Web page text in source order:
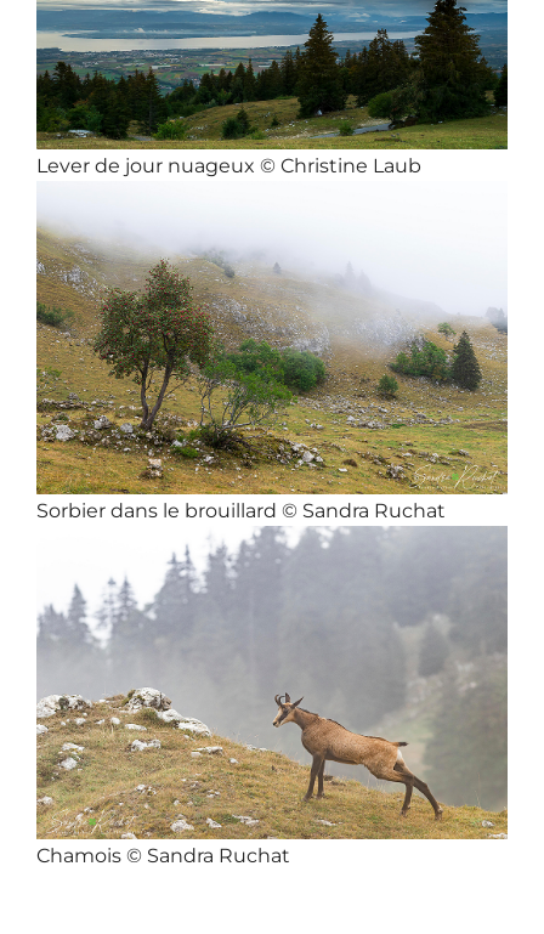
Lever de jour nuageux © Christine Laub
Sorbier dans le brouillard © Sandra Ruchat
Chamois © Sandra Ruchat